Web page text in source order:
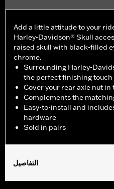
Add a little attitude to your
Harley-Davidson® Skull
raised skull with black-filled
chrome.
Surrounding Harley-
the perfect finishing touch
Cover your rear axle nut
Complements the
Easy-to-install and
hardware
Sold in pairs
التفاصيل